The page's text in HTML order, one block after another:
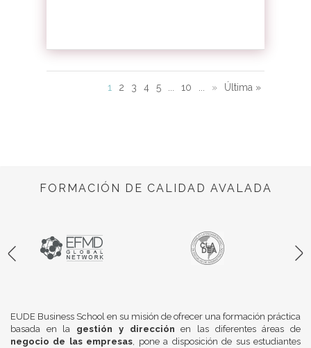
1 2 3 4 5 10 » Última »
FORMACIÓN DE CALIDAD AVALADA
EUDE Business School en su misión de ofrecer una formación práctica
basada en la gestión y dirección en las diferentes áreas de
negocio de las empresas, pone a disposición de sus estudiantes